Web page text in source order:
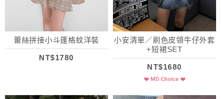
蕾絲拼接小斗篷格紋洋裝
NT$1780
小安清單／刷色皮領牛仔外套
+短裙SET
NT$1680